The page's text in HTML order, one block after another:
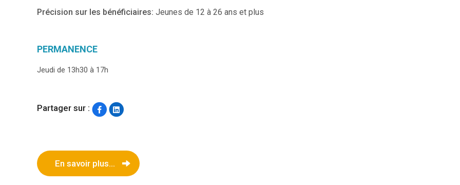
Précision sur les bénéficiaires: Jeunes de 12 à 26 ans et plus
PERMANENCE
Jeudi de 13h30 à 17h
Partager sur :
En savoir plus...